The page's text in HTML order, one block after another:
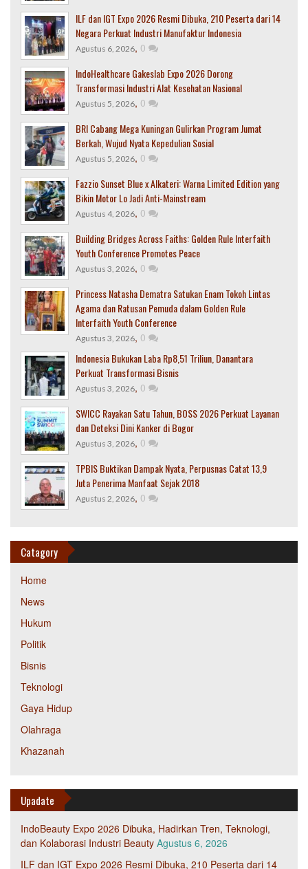
ILF dan IGT Expo 2026 Resmi Dibuka, 210 Peserta dari 14
Negara Perkuat Industri Manufaktur Indonesia
Agustus 6, 2026, 0
IndoHealthcare Gakeslab Expo 2026 Dorong
Transformasi Industri Alat Kesehatan Nasional
Agustus 5, 2026, 0
BRI Cabang Mega Kuningan Gulirkan Program Jumat
Berkah, Wujud Nyata Kepedulian Sosial
Agustus 5, 2026, 0
Fazzio Sunset Blue x Alkateri: Warna Limited Edition yang
Bikin Motor Lo Jadi Anti-Mainstream
Agustus 4, 2026, 0
Building Bridges Across Faiths: Golden Rule Interfaith
Youth Conference Promotes Peace
Agustus 3, 2026, 0
Princess Natasha Dematra Satukan Enam Tokoh Lintas
Agama dan Ratusan Pemuda dalam Golden Rule
Interfaith Youth Conference
Agustus 3, 2026, 0
Indonesia Bukukan Laba Rp8,51 Triliun, Danantara
Perkuat Transformasi Bisnis
Agustus 3, 2026, 0
SWICC Rayakan Satu Tahun, BOSS 2026 Perkuat Layanan
dan Deteksi Dini Kanker di Bogor
Agustus 3, 2026, 0
TPBIS Buktikan Dampak Nyata, Perpusnas Catat 13,9
Juta Penerima Manfaat Sejak 2018
Agustus 2, 2026, 0
Catagory
Home
News
Hukum
Politik
Bisnis
Teknologi
Gaya Hidup
Olahraga
Khazanah
Upadate
IndoBeauty Expo 2026 Dibuka, Hadirkan Tren, Teknologi,
dan Kolaborasi Industri Beauty Agustus 6, 2026
ILF dan IGT Expo 2026 Resmi Dibuka, 210 Peserta dari 14